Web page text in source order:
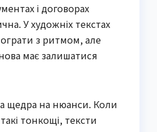
і договорах
У художніх текстах
з ритмом, але
має залишатися
щедра на нюанси. Коли
тонкощі, тексти